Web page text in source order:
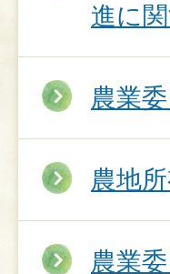
進に
農業
農地
農業